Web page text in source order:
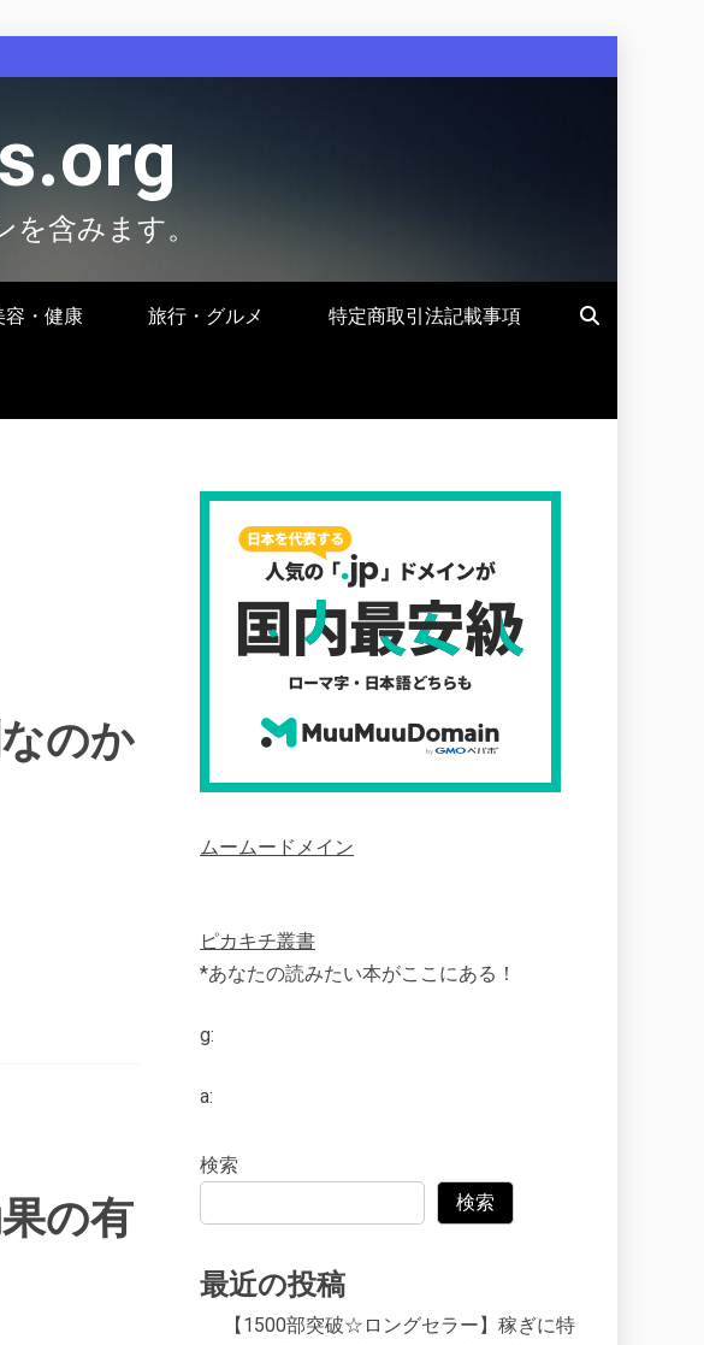
含みます。
容・健康 旅行・グルメ 特定商取引法記載事項
のか
の有
ムームードメイン
ピカキチ叢書
*あなたの読みたい本がここにある！
g:
a:
検索
検索
最近の投稿
【1500部突破☆ロングセラー】稼ぎに特